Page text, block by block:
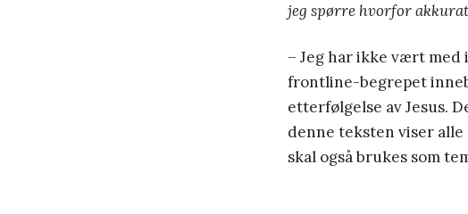
jeg spørre hvorfor
– Jeg har ikke vært med
frontline-begrepet
etterfølgelse av Jesus.
denne teksten viser
skal også brukes som